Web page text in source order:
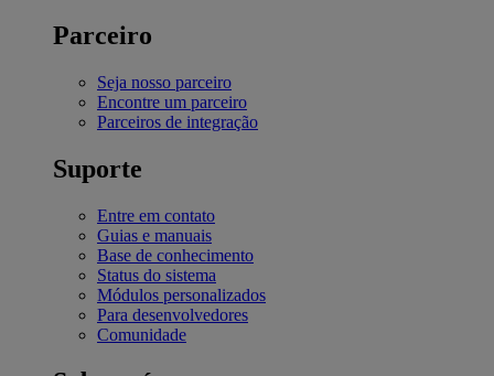
Parceiro
Seja nosso parceiro
Encontre um parceiro
Parceiros de integração
Suporte
Entre em contato
Guias e manuais
Base de conhecimento
Status do sistema
Módulos personalizados
Para desenvolvedores
Comunidade